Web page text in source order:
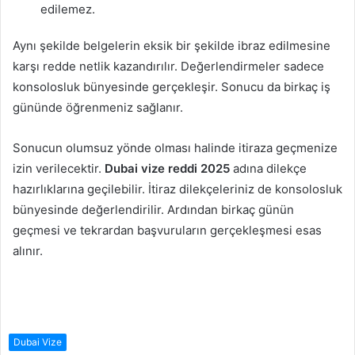
edilemez.
Aynı şekilde belgelerin eksik bir şekilde ibraz edilmesine
karşı redde netlik kazandırılır. Değerlendirmeler sadece
konsolosluk bünyesinde gerçekleşir. Sonucu da birkaç iş
gününde öğrenmeniz sağlanır.
Sonucun olumsuz yönde olması halinde itiraza geçmenize
izin verilecektir. Dubai vize reddi 2025 adına dilekçe
hazırlıklarına geçilebilir. İtiraz dilekçeleriniz de konsolosluk
bünyesinde değerlendirilir. Ardından birkaç günün
geçmesi ve tekrardan başvuruların gerçekleşmesi esas
alınır.
Dubai Vize